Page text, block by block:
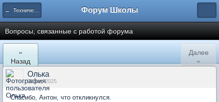
← Технический отдел Форум Школы
Вопросы, связанные с работой форума
«
Назад
Далее
»
Олька
09 апр 2025
Спасибо, Антон, что откликнулся.